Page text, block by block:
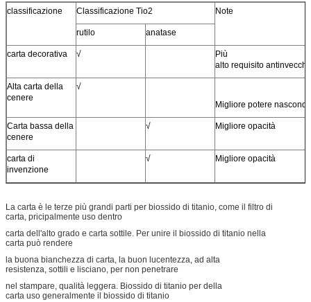
classificazione Classificazione Tio2 Note
rutilo anatase
carta decorativa √
Più
alto requisito
Alta carta della
cenere
√
Migliore potere
Carta bassa della
cenere
√ Migliore opacità
carta di
invenzione
√ Migliore opacità
La carta è le terze più grandi parti per biossido di titanio, come il filtro di
carta, pricipalmente uso dentro
carta dell'alto grado e carta sottile. Per unire il biossido di titanio nella
carta può rendere
la buona bianchezza di carta, la buon lucentezza, ad alta
resistenza, sottili e lisciano, per non penetrare
nel stampare, qualità leggera. Biossido di titanio per della
carta uso generalmente il biossido di titanio